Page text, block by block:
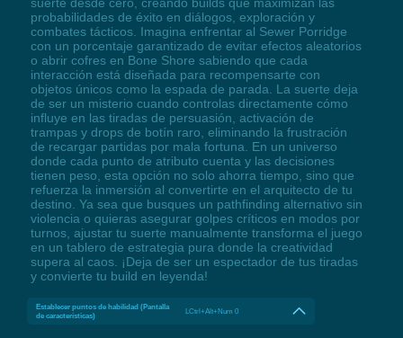
suerte desde cero, creando builds que maximizan las
probabilidades de éxito en diálogos, exploración y
combates tácticos. Imagina enfrentar al Sewer Porridge
con un porcentaje garantizado de evitar efectos aleatorios
o abrir cofres en Bone Shore sabiendo que cada
interacción está diseñada para recompensarte con
objetos únicos como la espada de parada. La suerte deja
de ser un misterio cuando controlas directamente cómo
influye en las tiradas de persuasión, activación de
trampas y drops de botín raro, eliminando la frustración
de recargar partidas por mala fortuna. En un universo
donde cada punto de atributo cuenta y las decisiones
tienen peso, esta opción no solo ahorra tiempo, sino que
refuerza la inmersión al convertirte en el arquitecto de tu
destino. Ya sea que busques un pathfinding alternativo sin
violencia o quieras asegurar golpes críticos en modos por
turnos, ajustar tu suerte manualmente transforma el juego
en un tablero de estrategia pura donde la creatividad
supera al caos. ¡Deja de ser un espectador de tus tiradas
y convierte tu build en leyenda!
Establecer puntos de habilidad (Pantalla
de características)
LCtrl+Alt+Num 0